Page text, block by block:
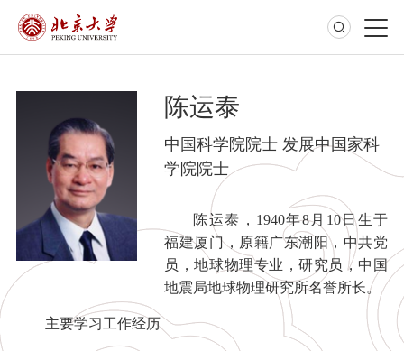
陈运泰
中国科学院院士 发展中国家科
学院院士
陈运泰，1940年8月10日生于
福建厦门，原籍广东潮阳，中共党
员，地球物理专业，研究员，中国
地震局地球物理研究所名誉所长。
主要学习工作经历